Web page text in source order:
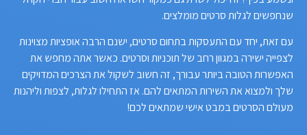
שנחפשים לגלות סרטים מומלצים.
עם זאת, יחד עם התעסקות בתחום סרטים, ישנם הרבה אופציות מצוינות
לצפייה ישירה במגוון רחב של תוכניות וסרטים. כאשר אתה מחפש את
האפשרות הטובה ביותר עבורך, זה חשוב לשקול את הצרכים המדויקים
שלך ולמצוא את השירות המתאים להם. אז התחילו לגלות, לצפות וליהנות
מעולם הסרטים במבט אישי שמתאים לכם!